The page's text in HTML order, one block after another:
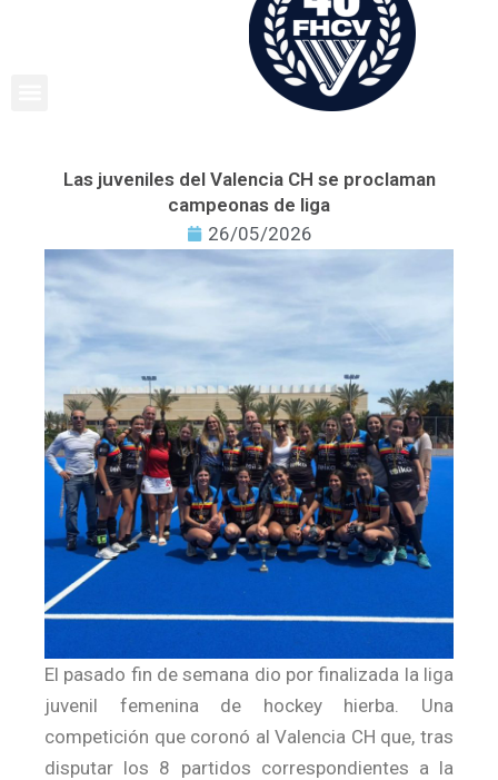
Las juveniles del Valencia CH se proclaman
campeonas de liga
26/05/2026
El pasado fin de semana dio por finalizada la liga
juvenil femenina de hockey hierba. Una
competición que coronó al Valencia CH que, tras
disputar los 8 partidos correspondientes a la